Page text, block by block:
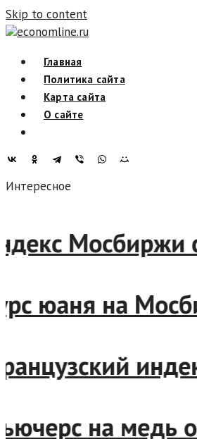
Skip to content
economline.ru
Главная
Политика сайта
Карта сайта
О сайте
Интересное
Индекс
Курс юаня на
Французский
Фьючерс на